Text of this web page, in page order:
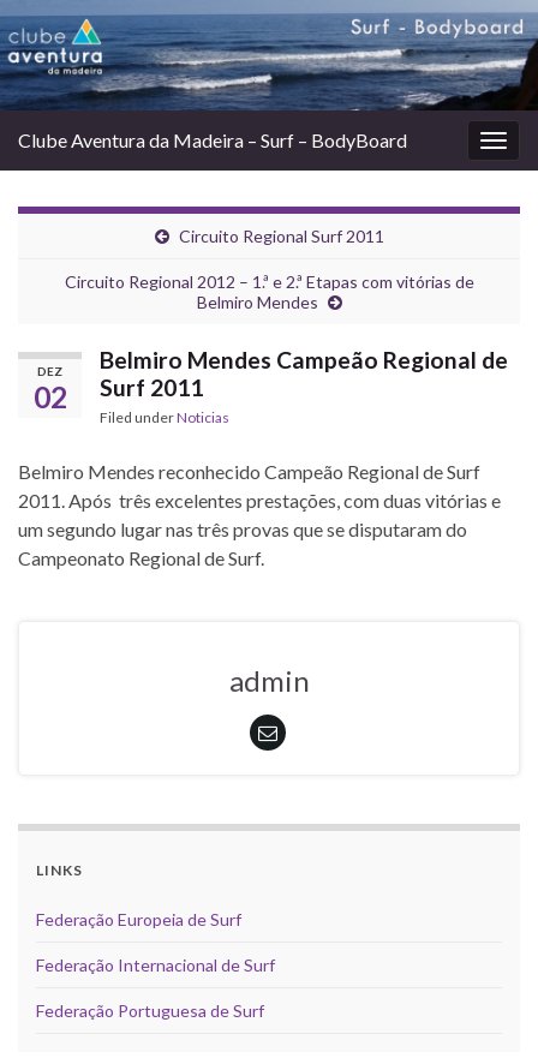
Clube Aventura da Madeira – Surf – BodyBoard
Circuito Regional Surf 2011
Circuito Regional 2012 – 1.ª e 2.ª Etapas com vitórias de
Belmiro Mendes
DEZ
02
Belmiro Mendes Campeão Regional de
Surf 2011
Filed underNoticias
Belmiro Mendes reconhecido Campeão Regional de Surf
2011. Após três excelentes prestações, com duas vitórias e
um segundo lugar nas três provas que se disputaram do
Campeonato Regional de Surf.
admin
LINKS
Federação Europeia de Surf
Federação Internacional de Surf
Federação Portuguesa de Surf